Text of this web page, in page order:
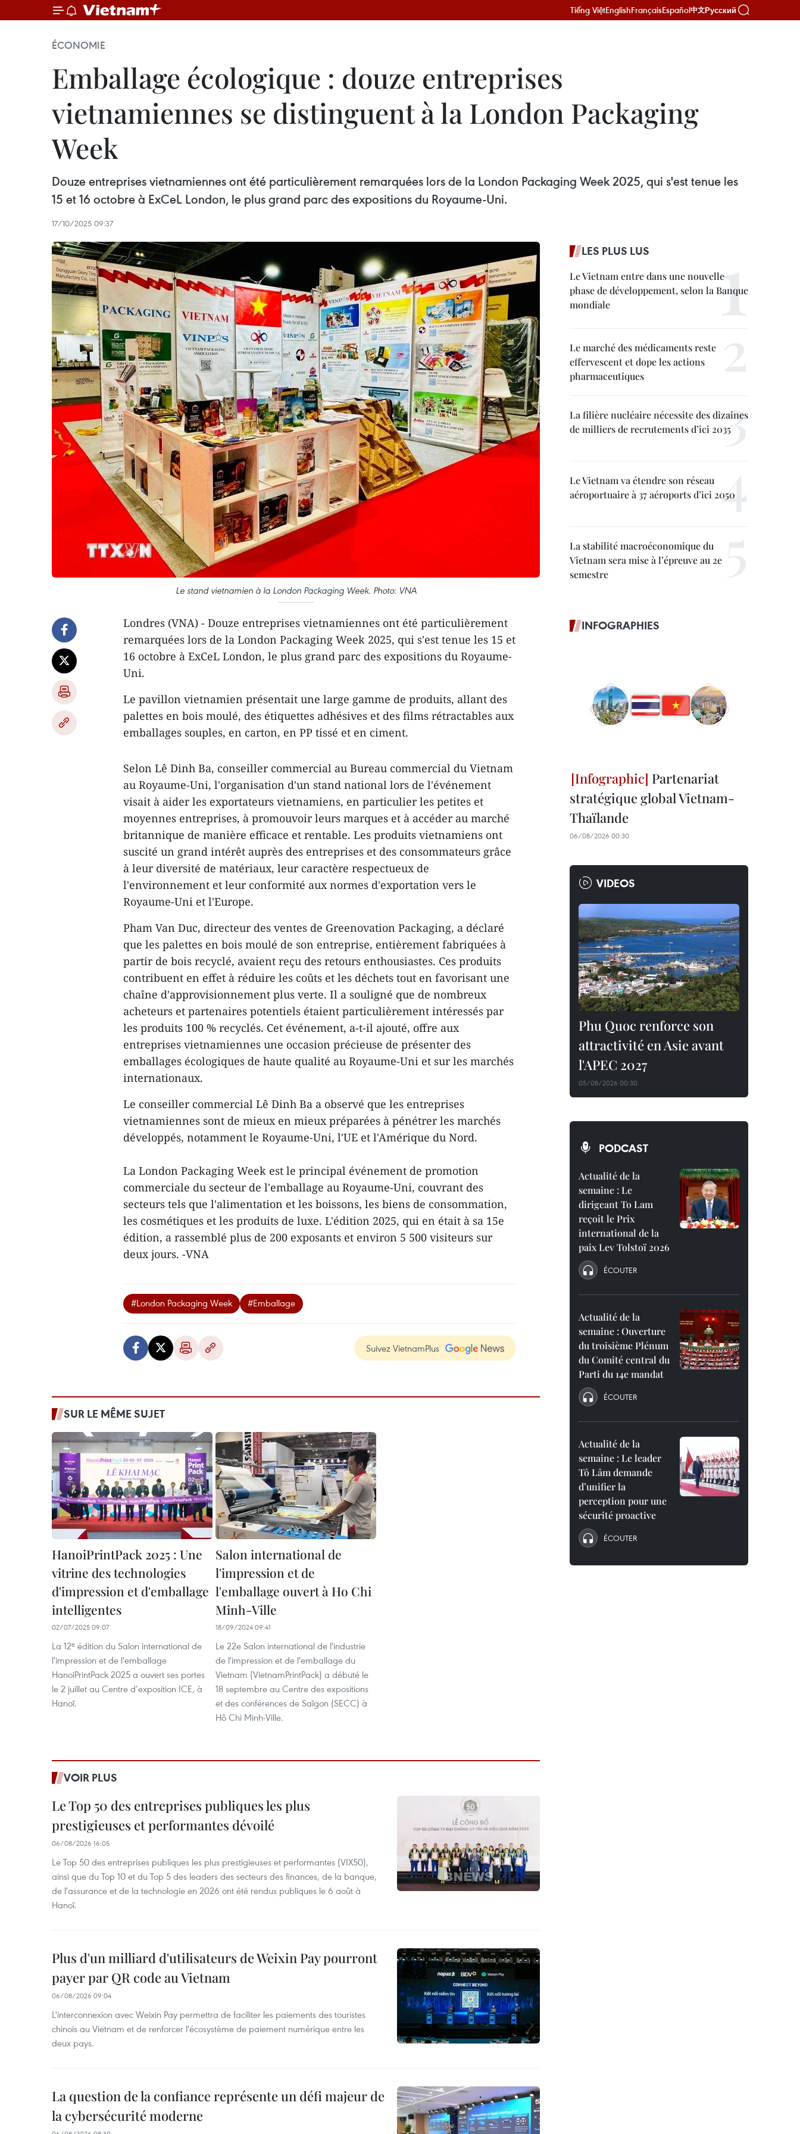
Tiếng ViệtEnglishFrançaisEspañol中文Русский
ÉCONOMIE
Emballage écologique : douze entreprises
vietnamiennes se distinguent à la London Packaging
Week
Douze entreprises vietnamiennes ont été particulièrement remarquées lors de la London Packaging Week 2025, qui s'est tenue les
15 et 16 octobre à ExCeL London, le plus grand parc des expositions du Royaume-Uni.
17/10/2025 09:37
Le stand vietnamien à la London Packaging Week. Photo: VNA
Londres (VNA) - Douze entreprises vietnamiennes ont été particulièrement
remarquées lors de la London Packaging Week 2025, qui s'est tenue les 15 et
16 octobre à ExCeL London, le plus grand parc des expositions du Royaume-
Uni.
Le pavillon vietnamien présentait une large gamme de produits, allant des
palettes en bois moulé, des étiquettes adhésives et des films rétractables aux
emballages souples, en carton, en PP tissé et en ciment.
Selon Lê Dinh Ba, conseiller commercial au Bureau commercial du Vietnam
au Royaume-Uni, l'organisation d'un stand national lors de l'événement
visait à aider les exportateurs vietnamiens, en particulier les petites et
moyennes entreprises, à promouvoir leurs marques et à accéder au marché
britannique de manière efficace et rentable. Les produits vietnamiens ont
suscité un grand intérêt auprès des entreprises et des consommateurs grâce
à leur diversité de matériaux, leur caractère respectueux de
l'environnement et leur conformité aux normes d'exportation vers le
Royaume-Uni et l'Europe.
Pham Van Duc, directeur des ventes de Greenovation Packaging, a déclaré
que les palettes en bois moulé de son entreprise, entièrement fabriquées à
partir de bois recyclé, avaient reçu des retours enthousiastes. Ces produits
contribuent en effet à réduire les coûts et les déchets tout en favorisant une
chaîne d'approvisionnement plus verte. Il a souligné que de nombreux
acheteurs et partenaires potentiels étaient particulièrement intéressés par
les produits 100 % recyclés. Cet événement, a-t-il ajouté, offre aux
entreprises vietnamiennes une occasion précieuse de présenter des
emballages écologiques de haute qualité au Royaume-Uni et sur les marchés
internationaux.
Le conseiller commercial Lê Dinh Ba a observé que les entreprises
vietnamiennes sont de mieux en mieux préparées à pénétrer les marchés
développés, notamment le Royaume-Uni, l'UE et l'Amérique du Nord.
La London Packaging Week est le principal événement de promotion
commerciale du secteur de l'emballage au Royaume-Uni, couvrant des
secteurs tels que l'alimentation et les boissons, les biens de consommation,
les cosmétiques et les produits de luxe. L'édition 2025, qui en était à sa 15e
édition, a rassemblé plus de 200 exposants et environ 5 500 visiteurs sur
deux jours. -VNA
#London Packaging Week #Emballage
Suivez VietnamPlus
SUR LE MÊME SUJET
HanoiPrintPack 2025 : Une
vitrine des technologies
d'impression et d'emballage
intelligentes
02/07/2025 09:07
La 12ᵉ édition du Salon international de
l'impression et de l'emballage
HanoiPrintPack 2025 a ouvert ses portes
le 2 juillet au Centre d’exposition ICE, à
Hanoï.
Salon international de
l'impression et de
l'emballage ouvert à Ho Chi
Minh-Ville
18/09/2024 09:41
Le 22e Salon international de l'industrie
de l'impression et de l'emballage du
Vietnam (VietnamPrintPack) a débuté le
18 septembre au Centre des expositions
et des conférences de Saïgon (SECC) à
Hô Chi Minh-Ville.
VOIR PLUS
Le Top 50 des entreprises publiques les plus
prestigieuses et performantes dévoilé
06/08/2026 16:05
Le Top 50 des entreprises publiques les plus prestigieuses et performantes (VIX50),
ainsi que du Top 10 et du Top 5 des leaders des secteurs des finances, de la banque,
de l'assurance et de la technologie en 2026 ont été rendus publiques le 6 août à
Hanoï.
Plus d'un milliard d'utilisateurs de Weixin Pay pourront
payer par QR code au Vietnam
06/08/2026 09:04
L'interconnexion avec Weixin Pay permettra de faciliter les paiements des touristes
chinois au Vietnam et de renforcer l'écosystème de paiement numérique entre les
deux pays.
La question de la confiance représente un défi majeur de
la cybersécurité moderne
LES PLUS LUS
Le Vietnam entre dans une nouvelle
phase de développement, selon la Banque
mondiale
Le marché des médicaments reste
effervescent et dope les actions
pharmaceutiques
La filière nucléaire nécessite des dizaines
de milliers de recrutements d’ici 2035
Le Vietnam va étendre son réseau
aéroportuaire à 37 aéroports d’ici 2050
La stabilité macroéconomique du
Vietnam sera mise à l’épreuve au 2e
semestre
INFOGRAPHIES
Partenariat
stratégique global Vietnam-
Thaïlande
06/08/2026 00:30
VIDEOS
Phu Quoc renforce son
attractivité en Asie avant
l'APEC 2027
05/08/2026 00:30
PODCAST
Actualité de la
semaine : Le
dirigeant To Lam
reçoit le Prix
international de la
paix Lev Tolstoï 2026
ÉCOUTER
Actualité de la
semaine : Ouverture
du troisième Plénum
du Comité central du
Parti du 14e mandat
ÉCOUTER
Actualité de la
semaine : Le leader
Tô Lâm demande
d’unifier la
perception pour une
sécurité proactive
ÉCOUTER